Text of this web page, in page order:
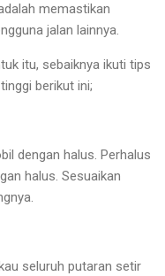
memastikan
jalan lainnya.
itu, sebaiknya ikuti tips
berikut ini;
dengan halus. Perhalus
halus. Sesuaikan
seluruh putaran setir